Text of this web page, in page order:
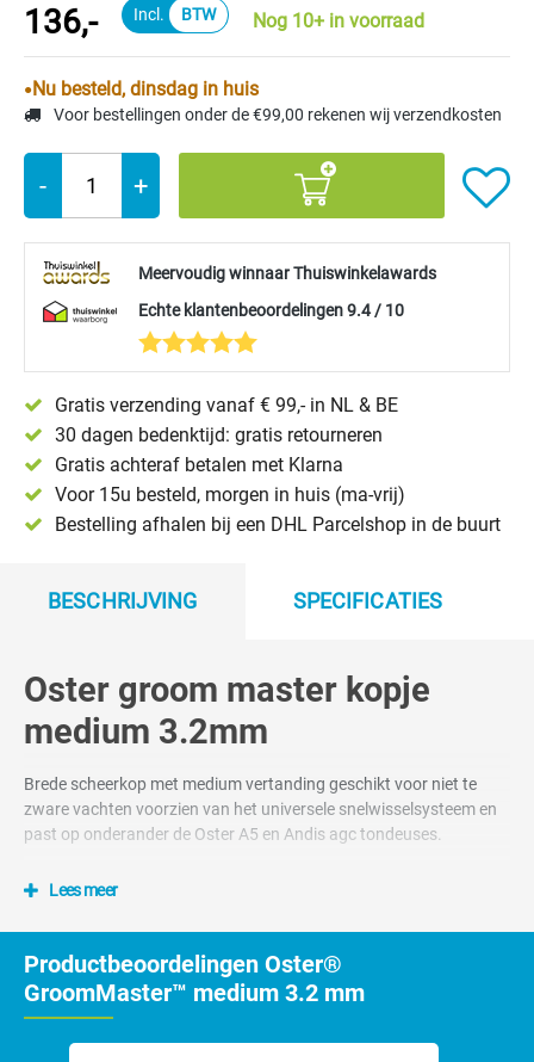
136,- Nog 10+ in voorraad
Nu besteld, dinsdag in huis
Voor bestellingen onder de €99,00 rekenen wij verzendkosten
- +
Meervoudig winnaar Thuiswinkelawards
Echte klantenbeoordelingen 9.4 / 10
Gratis verzending vanaf € 99,- in NL & BE
30 dagen bedenktijd: gratis retourneren
Gratis achteraf betalen met Klarna
Voor 15u besteld, morgen in huis (ma-vrij)
Bestelling afhalen bij een DHL Parcelshop in de buurt
BESCHRIJVING SPECIFICATIES
Oster groom master kopje
medium 3.2mm
Brede scheerkop met medium vertanding geschikt voor niet te
zware vachten voorzien van het universele snelwisselsysteem en
past op onderander de Oster A5 en Andis agc tondeuses.
Lees meer
Productbeoordelingen Oster®
GroomMaster™ medium 3.2 mm